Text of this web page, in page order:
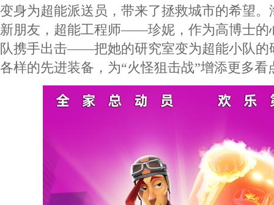
变身为超能派送员，带来了拯救城市的希望
新朋友，超能工程师——珍妮，作为高博士的
队携手出击——把她的研究室变为超能小队的
各样的先进装备，为“火怪狙击战”增添更多看